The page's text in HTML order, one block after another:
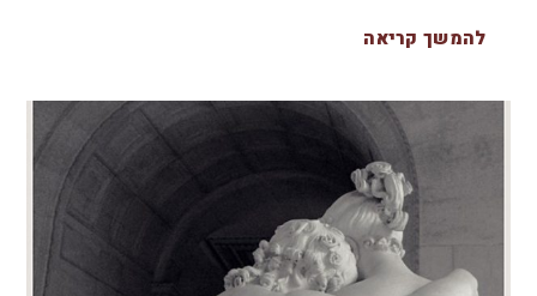
להמשך קריאה